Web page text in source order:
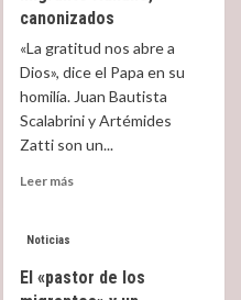
canonizados
«La gratitud nos abre a
Dios», dice el Papa en su
homilía. Juan Bautista
Scalabrini y Artémides
Zatti son un...
Leer másRead
de
Noticias
El «pastor de los